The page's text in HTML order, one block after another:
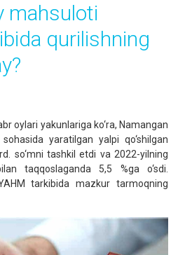
mahsuloti
qurilishning
oylari yakunlariga ko‘ra, Namangan
yaratilgan yalpi qo‘shilgan
so‘mni tashkil etdi va 2022-yilning
taqqoslaganda 5,5 %ga o‘sdi.
tarkibida mazkur tarmoqning